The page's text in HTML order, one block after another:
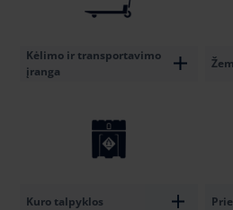
Kėlimo ir transportavimo
įranga
Kuro talpyklos